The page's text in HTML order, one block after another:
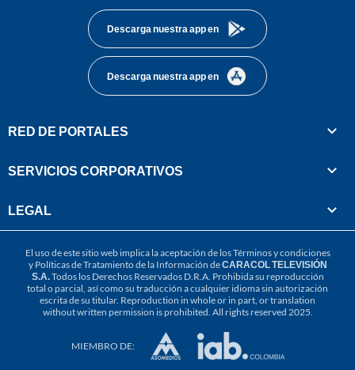
Descarga nuestra app en
Descarga nuestra app en
RED DE PORTALES
SERVICIOS CORPORATIVOS
LEGAL
El uso de este sitio web implica la aceptación de losTérminos y condiciones
y Políticas de Tratamiento de la Información deCARACOL TELEVISIÓN
S.A.Todos los Derechos Reservados D.R.A. Prohibida su reproducción
total o parcial, así como su traducción a cualquier idioma sin autorización
escrita de su titular. Reproduction in whole or in part, or translation
without written permission is prohibited. All rights reserved 2025.
MIEMBRO DE: